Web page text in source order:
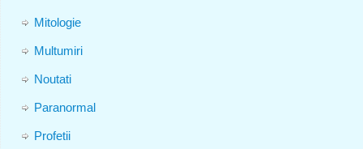
Mitologie
Multumiri
Noutati
Paranormal
Profetii